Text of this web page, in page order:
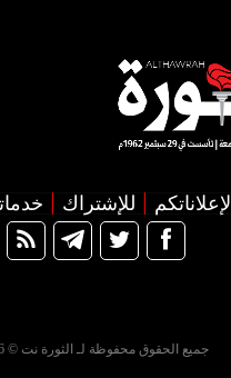
لإعلاناتكم للإشتراك
جميع الحقوق محفوظة لـ الثورة نت © 2026